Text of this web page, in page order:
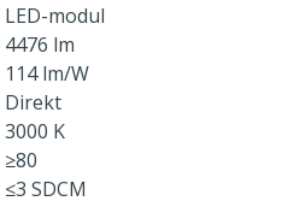
LED-modul
4476 lm
114 lm/W
Direkt
3000 K
≥80
≤3 SDCM